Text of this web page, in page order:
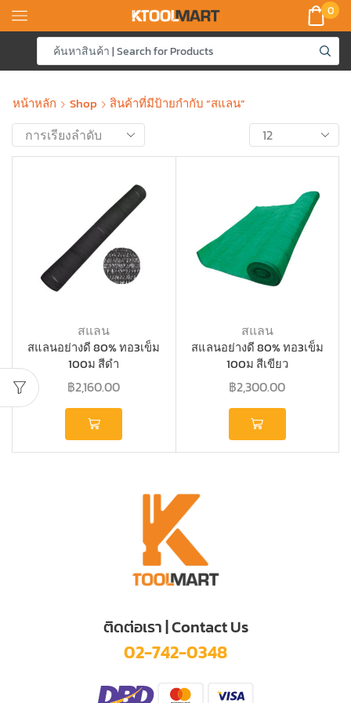
0
หน้าหลัก Shop สินค้าที่มีป้ายกำกับ “สแลน”
สแลน
สแลนอย่างดี 80% ทอ3เข็ม
100ม สีดำ
฿2,160.00
สแลน
สแลนอย่างดี 80% ทอ3เข็ม
100ม สีเขียว
฿2,300.00
ติดต่อเรา | Contact Us
02-742-0348